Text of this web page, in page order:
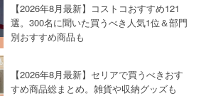
【2026年8月最新】コストコおすすめ121
選。300名に聞いた買うべき人気1位＆部門
別おすすめ商品も
【2026年8月最新】セリアで買うべきおす
すめ商品総まとめ。雑貨や収納グッズも